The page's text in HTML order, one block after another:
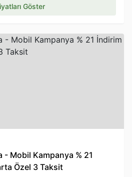
Göster
- Mobil Kampanya % 21
Özel 3 Taksit